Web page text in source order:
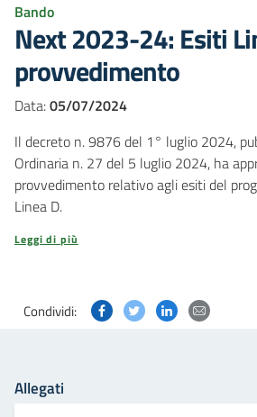
Bando
Next 2023-24: Esiti
provvedimento
Data:05/07/2024
Il decreto n. 9876 del 1° luglio 2024,
Ordinaria n. 27 del 5 luglio 2024, ha
provvedimento relativo agli esiti del
Linea D.
Leggi di più
Condividi: Condividi questa
Condividi questa
Condividi
Allegati